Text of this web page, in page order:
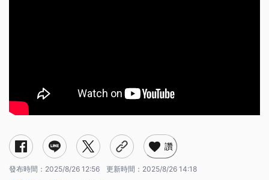
讚
發布時間： 2025/8/26 12:56 更新時間： 2025/8/26 14:18